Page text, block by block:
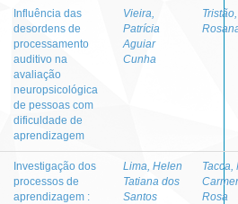
Influência das
desordens de
processamento
auditivo na
avaliação
neuropsicológica
de pessoas com
dificuldade de
aprendizagem
Vieira,
Patrícia
Aguiar
Cunha
Tristão,
Investigação dos
processos de
aprendizagem :
Lima, Helen
Tatiana dos
Santos
Tacca,
Rosa